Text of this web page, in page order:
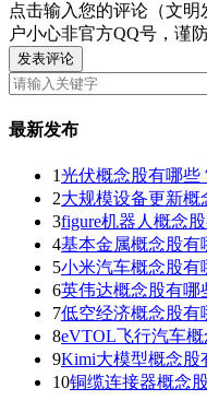
点击输入您的评论（文明
户小心非官方QQ号，谨
发表评论
最新发布
1光伏概念股有哪些
2大规模设备更新概
3figure机器人概念
4基本金属概念股有
5小米汽车概念股有
6英伟达概念股有哪
7低空经济概念股有
8eVTOL飞行汽车概
9Kimi大模型概念股
10铜缆连接器概念